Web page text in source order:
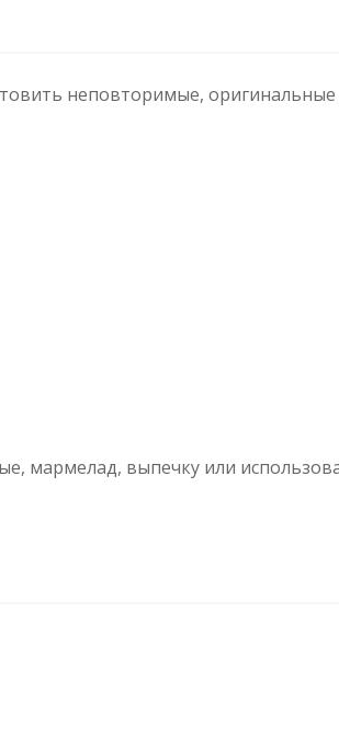
неповторимые, оригинальные
мармелад, выпечку или